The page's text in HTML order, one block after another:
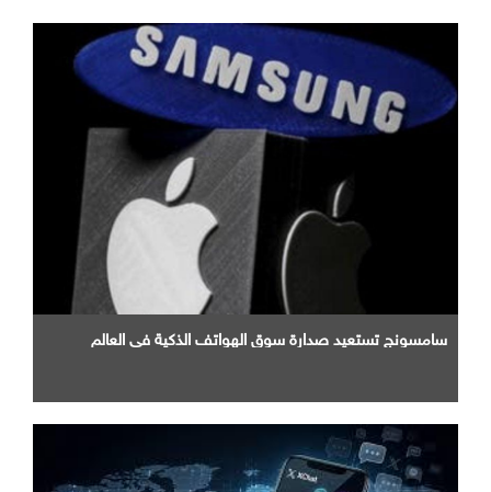
سامسونج تستعيد صدارة سوق الهواتف الذكية في العالم